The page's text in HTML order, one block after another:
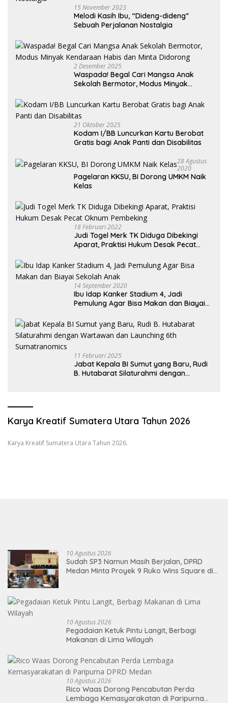
15 November 2023
Melodi Kasih Ibu, “Dideng-dideng”
Sebuah Perjalanan Nostalgia
2 Desember 2025
Waspada! Begal Cari Mangsa Anak
Sekolah Bermotor, Modus Minyak
21 Oktober 2025
Kodam I/BB Luncurkan Kartu Berobat
Gratis bagi Anak Panti dan Disabilitas
28 Agustus
2020
Pagelaran KKSU, BI Dorong UMKM Naik
Kelas
18 Februari 2022
Judi Togel Merk TK Diduga Dibekingi
Aparat, Praktisi Hukum Desak Pecat
14 September 2020
Ibu Idap Kanker Stadium 4, Jadi
Pemulung Agar Bisa Makan dan Biayai
11 Februari 2025
Jabat Kepala BI Sumut yang Baru, Rudi
B. Hutabarat Silaturahmi dengan
Karya Kreatif Sumatera Utara Tahun 2026
Karya Kreatif Sumatera Utara Tahun 2026.
10 Agustus 2026
Sudah SP3 Namun Masih Berjalan, DPRD
Medan Minta Proyek 9 Ruko Wins Square di
10 Agustus 2026
Pegadaian Ketuk Pintu Langit, Berbagi
Makanan di Lima Wilayah
10 Agustus 2026
Rico Waas Dorong Pencabutan Perda
Lembaga Kemasyarakatan di Paripurna